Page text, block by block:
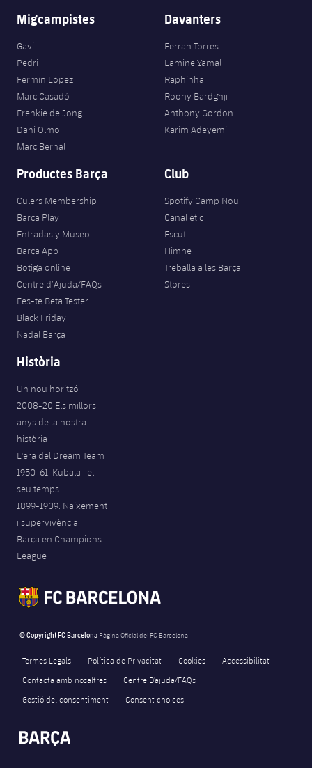
Migcampistes
Gavi
Pedri
Fermín López
Marc Casadó
Frenkie de Jong
Dani Olmo
Marc Bernal
Davanters
Ferran Torres
Lamine Yamal
Raphinha
Roony Bardghji
Anthony Gordon
Karim Adeyemi
Productes Barça
Culers Membership
Barça Play
Entradas y Museo
Barça App
Botiga online
Centre d’Ajuda/FAQs
Fes-te Beta Tester
Black Friday
Nadal Barça
Club
Spotify Camp Nou
Canal ètic
Escut
Himne
Treballa a les Barça
Stores
Història
Un nou horitzó
2008-20 Els millors
anys de la nostra
història
L'era del Dream Team
1950-61. Kubala i el
seu temps
1899-1909. Naixement
i supervivència
Barça en Champions
League
© Copyright FC Barcelona Pàgina Oficial del FC Barcelona
Termes Legals Política de Privacitat Cookies
Accessibilitat
Contacta amb nosaltres
Centre D’ajuda/FAQs
Gestió del consentiment
Consent choices